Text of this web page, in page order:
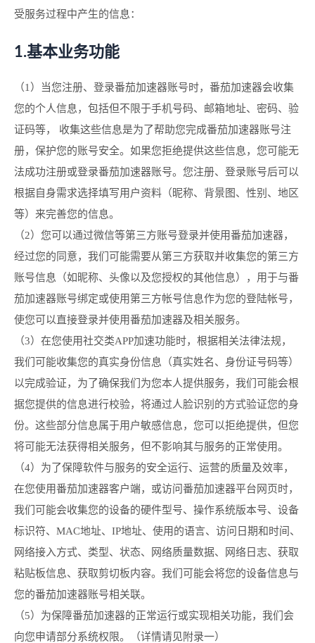
受服务过程中产生的信息：
1.基本业务功能
（1）当您注册、登录番茄加速器账号时，番茄加速器会收集
您的个人信息，包括但不限于手机号码、邮箱地址、密码、验
证码等， 收集这些信息是为了帮助您完成番茄加速器账号注
册，保护您的账号安全。如果您拒绝提供这些信息，您可能无
法成功注册或登录番茄加速器账号。您注册、登录账号后可以
根据自身需求选择填写用户资料（昵称、背景图、性别、地区
等）来完善您的信息。
（2）您可以通过微信等第三方账号登录并使用番茄加速器，
经过您的同意，我们可能需要从第三方获取并收集您的第三方
账号信息（如昵称、头像以及您授权的其他信息），用于与番
茄加速器账号绑定或使用第三方帐号信息作为您的登陆帐号，
使您可以直接登录并使用番茄加速器及相关服务。
（3）在您使用社交类APP加速功能时，根据相关法律法规，
我们可能收集您的真实身份信息（真实姓名、身份证号码等）
以完成验证，为了确保我们为您本人提供服务，我们可能会根
据您提供的信息进行校验，将通过人脸识别的方式验证您的身
份。这些部分信息属于用户敏感信息，您可以拒绝提供，但您
将可能无法获得相关服务，但不影响其与服务的正常使用。
（4）为了保障软件与服务的安全运行、运营的质量及效率，
在您使用番茄加速器客户端，或访问番茄加速器平台网页时，
我们可能会收集您的设备的硬件型号、操作系统版本号、设备
标识符、MAC地址、IP地址、使用的语言、访问日期和时间、
网络接入方式、类型、状态、网络质量数据、网络日志、获取
粘贴板信息、获取剪切板内容。我们可能会将您的设备信息与
您的番茄加速器账号相关联。
（5）为保障番茄加速器的正常运行或实现相关功能，我们会
向您申请部分系统权限。（详情请见附录一）